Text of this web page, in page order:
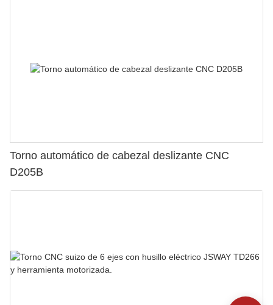
Torno automático de cabezal deslizante CNC
D205B